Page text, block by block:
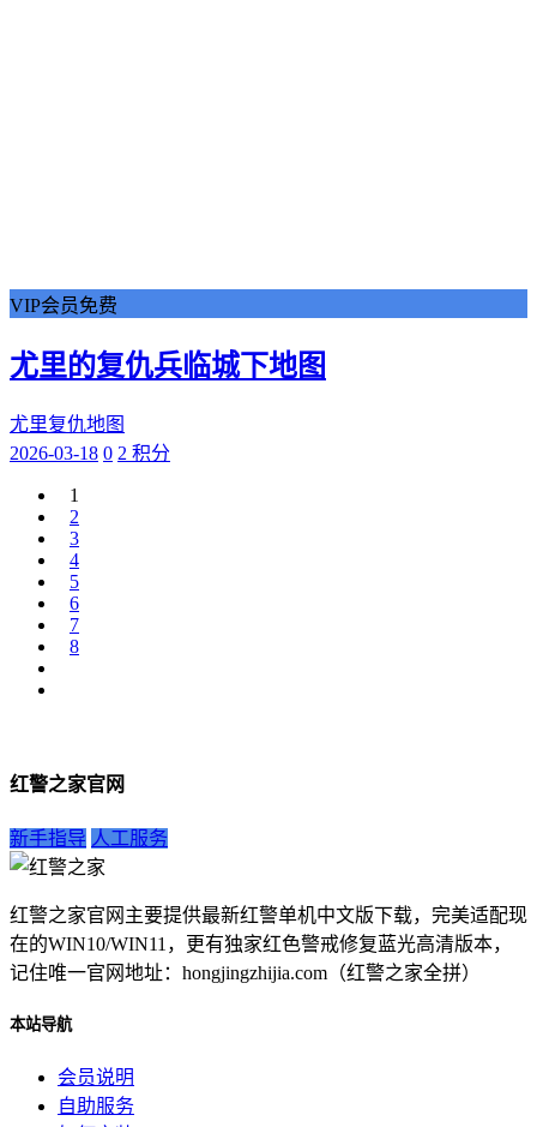
VIP会员免费
尤里的复仇兵临城下地图
尤里复仇地图
2026-03-18 0 2 积分
1
2
3
4
5
6
7
8
红警之家官网
新手指导 人工服务
红警之家官网主要提供最新红警单机中文版下载，完美适配现
在的WIN10/WIN11，更有独家红色警戒修复蓝光高清版本，
记住唯一官网地址：hongjingzhijia.com（红警之家全拼）
本站导航
会员说明
自助服务